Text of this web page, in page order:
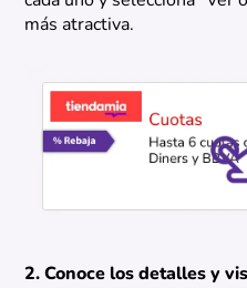
más atractiva.
2. Conoce los detalles y